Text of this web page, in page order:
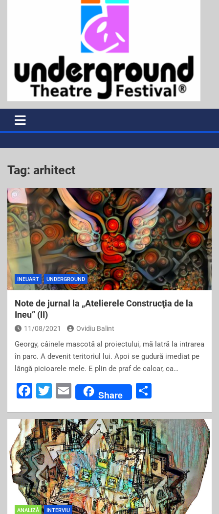
Tag: arhitect
INEUART UNDERGROUND
Note de jurnal la „Atelierele Construcţia de la
Ineu” (II)
11/08/2021 Ovidiu Balint
Georgy, câinele mascotă al proiectului, mă latră la intrarea
în parc. A devenit teritoriul lui. Apoi se gudură imediat pe
lângă picioarele mele. E plin de praf de calcar, ca…
F
c
e
b
o
o
k
T
tt
er
E
m
ai
l
Share
ar
e
ANALIZĂ INTERVIU